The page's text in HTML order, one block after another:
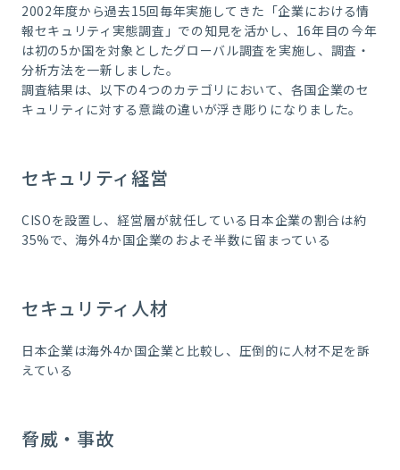
2002年度から過去15回毎年実施してきた「企業における情
報セキュリティ実態調査」での知見を活かし、16年目の今年
は初の5か国を対象としたグローバル調査を実施し、調査・
分析方法を一新しました。
調査結果は、以下の4つのカテゴリにおいて、各国企業のセ
キュリティに対する意識の違いが浮き彫りになりました。
セキュリティ経営
CISOを設置し、経営層が就任している日本企業の割合は約
35%で、海外4か国企業のおよそ半数に留まっている
セキュリティ人材
日本企業は海外4か国企業と比較し、圧倒的に人材不足を訴
えている
脅威・事故